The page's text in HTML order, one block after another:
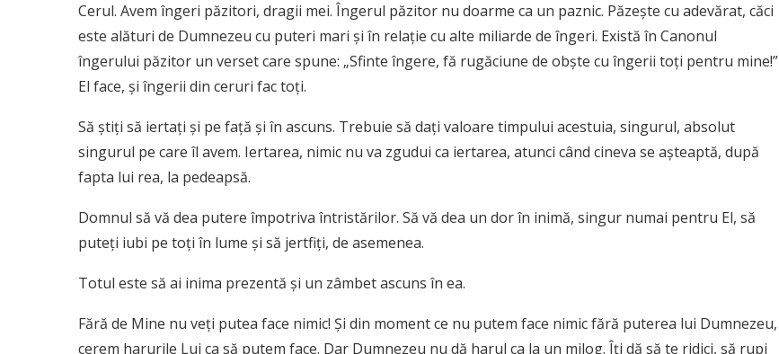
Cerul. Avem îngeri păzitori, dragii mei. Îngerul păzitor nu doarme ca un paznic. Păzeşte cu adevărat, căci
este alături de Dumnezeu cu puteri mari şi în relaţie cu alte miliarde de îngeri. Există în Canonul
îngerului păzitor un verset care spune: „Sfinte îngere, fă rugăciune de obşte cu îngerii toţi pentru mine!”
El face, şi îngerii din ceruri fac toţi.
Să ştiţi să iertaţi şi pe faţă şi în ascuns. Trebuie să daţi valoare timpului acestuia, singurul, absolut
singurul pe care îl avem. Iertarea, nimic nu va zgudui ca iertarea, atunci când cineva se aşteaptă, după
fapta lui rea, la pedeapsă.
Domnul să vă dea putere împotriva întristărilor. Să vă dea un dor în inimă, singur numai pentru El, să
puteţi iubi pe toţi în lume şi să jertfiţi, de asemenea.
Totul este să ai inima prezentă şi un zâmbet ascuns în ea.
Fără de Mine nu veţi putea face nimic! Şi din moment ce nu putem face nimic fără puterea lui Dumnezeu,
cerem harurile Lui ca să putem face. Dar Dumnezeu nu dă harul ca la un milog. Îţi dă să te ridici, să rupi